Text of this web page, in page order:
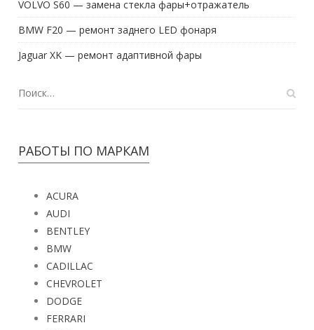
BMW F20 — ремонт заднего LED фонаря
Jaguar XK — ремонт адаптивной фары
AUDI
BENTLEY
BMW
CADILLAC
CHEVROLET
DODGE
FERRARI
FORD